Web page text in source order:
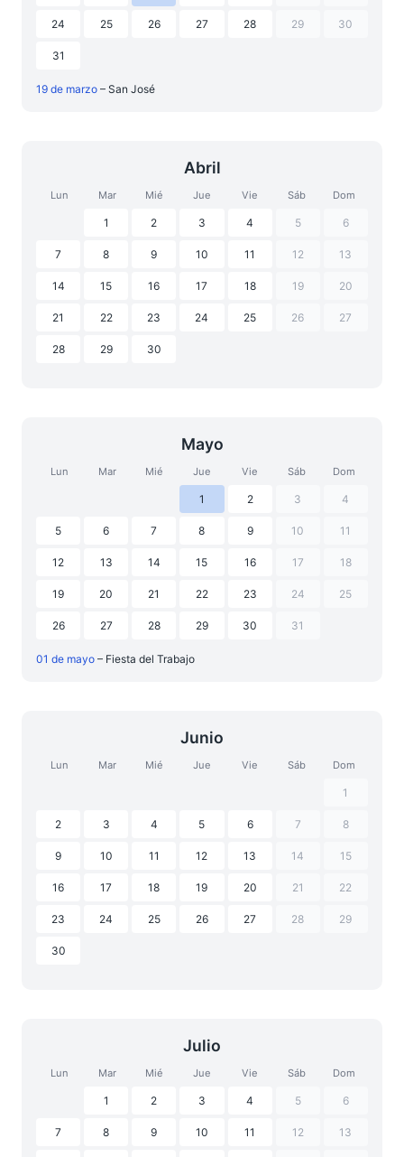
24 25 26 27 28 29 30
31
19 de marzo – San José
Abril
Lun Mar Mié Jue Vie Sáb Dom
1 2 3 4 5 6
7 8 9 10 11 12 13
14 15 16 17 18 19 20
21 22 23 24 25 26 27
28 29 30
Mayo
Lun Mar Mié Jue Vie Sáb Dom
1 2 3 4
5 6 7 8 9 10 11
12 13 14 15 16 17 18
19 20 21 22 23 24 25
26 27 28 29 30 31
01 de mayo – Fiesta del Trabajo
Junio
Lun Mar Mié Jue Vie Sáb Dom
1
2 3 4 5 6 7 8
9 10 11 12 13 14 15
16 17 18 19 20 21 22
23 24 25 26 27 28 29
30
Julio
Lun Mar Mié Jue Vie Sáb Dom
1 2 3 4 5 6
7 8 9 10 11 12 13